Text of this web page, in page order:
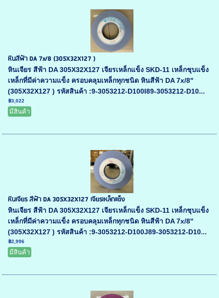
หินสีฟ้า DA 7x/8 (305X32X127 )
หินเจียร สีฟ้า DA 305X32X127 เจียรเหล็กแข็ง SKD-11 เหล็กชุบแข็ง
เหล็กที่มีค่าความแข็ง ครอบคลุมเหล็กทุกชนิด หินสีฟ้า DA 7x/8"
(305X32X127 ) รหัสสินค้า :9-3053212-D100I89-3053212-D10...
฿3,022
มีสินค้า
หินเจียร สีฟ้า DA 305X32X127 เจียรเหล็กแข็ง
หินเจียร สีฟ้า DA 305X32X127 เจียรเหล็กแข็ง SKD-11 เหล็กชุบแข็ง
เหล็กที่มีค่าความแข็ง ครอบคลุมเหล็กทุกชนิด หินสีฟ้า DA 7x/8"
(305X32X127 ) รหัสสินค้า :9-3053212-D100J89-3053212-D10...
฿2,996
มีสินค้า